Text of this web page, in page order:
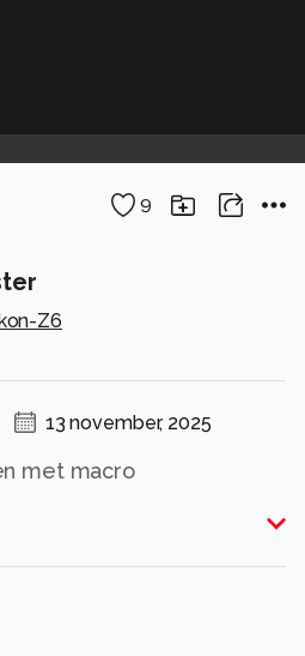
9
Z6
13 november, 2025
met macro